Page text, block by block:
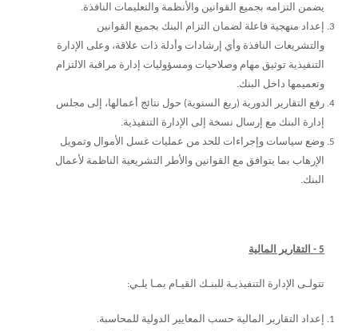
يضمن التزامه بجميع القوانين والأنظمة والتعليمات النافذة.
إعداد منهجية فاعلة لضمان التزام البنك بجميع القوانين
والتشريعات النافذة وأي إرشادات وأدلة ذات علاقة، وعلى الإدارة
التنفيذية توثيق مهام وصلاحيات ومسؤوليات إدارة مراقبة الالتزام
وتعميمها داخل البنك.
رفع التقارير الدورية (ربع السنوية) حول نتائج أعمالها، إلى مجلس
إدارة البنك مع إرسال نسخة إلى الإدارة التنفيذية.
وضع سياسات وإجراءات للحد من عمليات غسل الأموال وتمويل
الإرهاب بما يتوافق مع القوانين والأطر التشريعية الناظمة لأعمال
البنك.
5 - التقارير المالية
تتولـى الإدارة التنفيذيـة للبنـك القيـام بمـا يلـي:
إعداد التقارير المالية حسب المعايير الدولية للمحاسبة.